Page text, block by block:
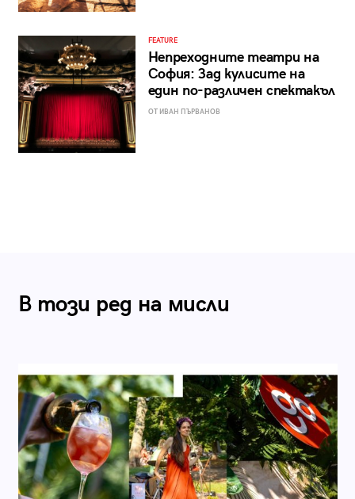
FEATURE
Непреходните театри на
София: Зад кулисите на
един по-различен спектакъл
ОТ ИВАН ПЪРВАНОВ
В този ред на мисли